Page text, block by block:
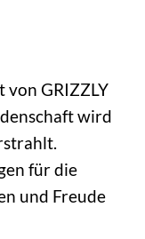
GRIZZLY
wird
für die
und Freude